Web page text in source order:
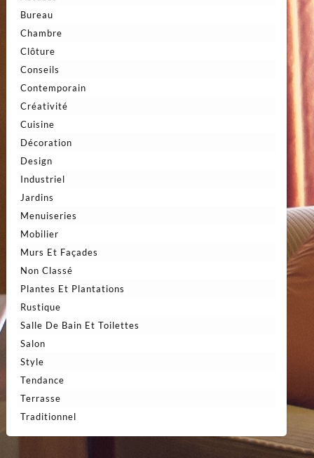
Bureau
Chambre
Clôture
Conseils
Contemporain
Créativité
Cuisine
Décoration
Design
Industriel
Jardins
Menuiseries
Mobilier
Murs Et Façades
Non Classé
Plantes Et Plantations
Rustique
Salle De Bain Et Toilettes
Salon
Style
Tendance
Terrasse
Traditionnel